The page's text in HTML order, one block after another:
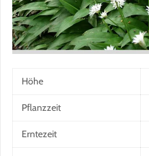
Höhe
Pflanzzeit
Erntezeit